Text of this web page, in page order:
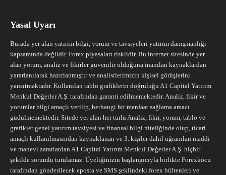
Yasal Uyarı
Burada yer alan yatırım bilgi, yorum ve tavsiyeleri yatırım danışmanlığı
kapsamında değildir. Forex piyasaları risklidir. Bu internet sitesinde yer
alan yorum, analiz ve fikirler güvenilir olduğuna inanılan kaynaklardan
yararlanılarak hazırlanmıştır ve analistlerimizin kişisel görüşlerini
yansıtmaktadır. Kullanılan tablo grafiklerin doğruluğu A1 Capital Yatırım
Menkul Değerler A.Ş. tarafından garanti edilmemektedir. Analiz, fikir ve
yorumlar bilgi amaçlı verilip, herhangi bir menfaat sağlama amacı
güdülmemektedir. Sitede yer alan her türlü Analiz, fikir, yorum, tablo ve
grafikler genel yatırım tavsiyesi ve finansal bilgi niteliğinde olup, ticari
amaçlı kullanılmasından kaynaklanan ve 3. kişiler dahil uğranılan maddi
ve manevi zararlardan A1 Capital Yatırım Menkul Değerler A.Ş. hiçbir
şekilde sorumlu tutulamaz. Üyeliğinizin başlangıcıyla birlikte Forexkocu
tarafından gönderilecek eposta ve SMS şeklindeki forex bültenleri ve